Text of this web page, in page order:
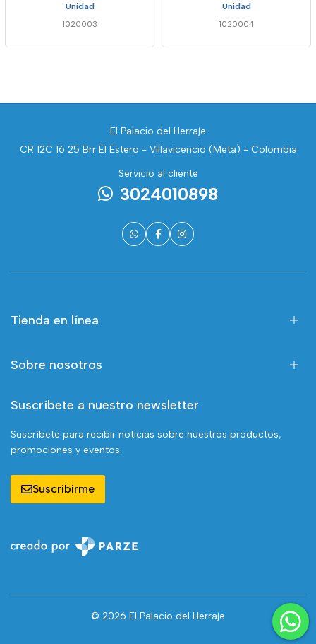
Unidad
1020003
Unidad
1020004
El Palacio del Herraje
CR 12C 16 25 Brr El Estero - Villavicencio (Meta) - Colombia
Servicio al cliente
3024010898
Tienda en línea
Sobre nosotros
Suscríbete a nuestro newsletter
Suscríbete para recibir noticias sobre nuestros productos,
promociones y eventos.
Suscribirme
© 2026 El Palacio del Herraje